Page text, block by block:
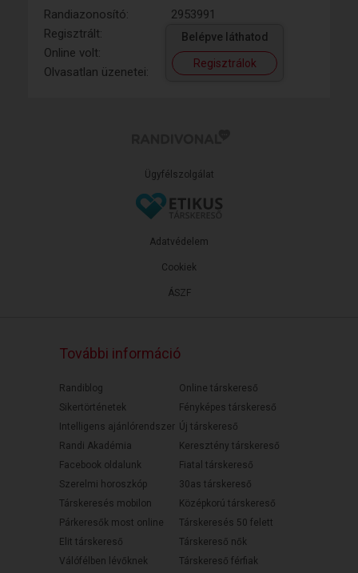
Randiazonosító:
2953991
Regisztrált:
Online volt:
Olvasatlan üzenetei:
Belépve láthatod
Regisztrálok
Ügyfélszolgálat
ÁSZF
Adatvédelem
Cookiek
További információ
Randiblog
Sikertörténetek
Intelligens ajánlórendszer
Randi Akadémia
Facebook oldalunk
Szerelmi horoszkóp
Társkeresés mobilon
Párkeresők most online
Elit társkereső
Válófélben lévőknek
Online társkereső
Fényképes társkereső
Új társkereső
Keresztény társkereső
Fiatal társkereső
30as társkereső
Középkorú társkereső
Társkeresés 50 felett
Társkereső nők
Társkereső férfiak